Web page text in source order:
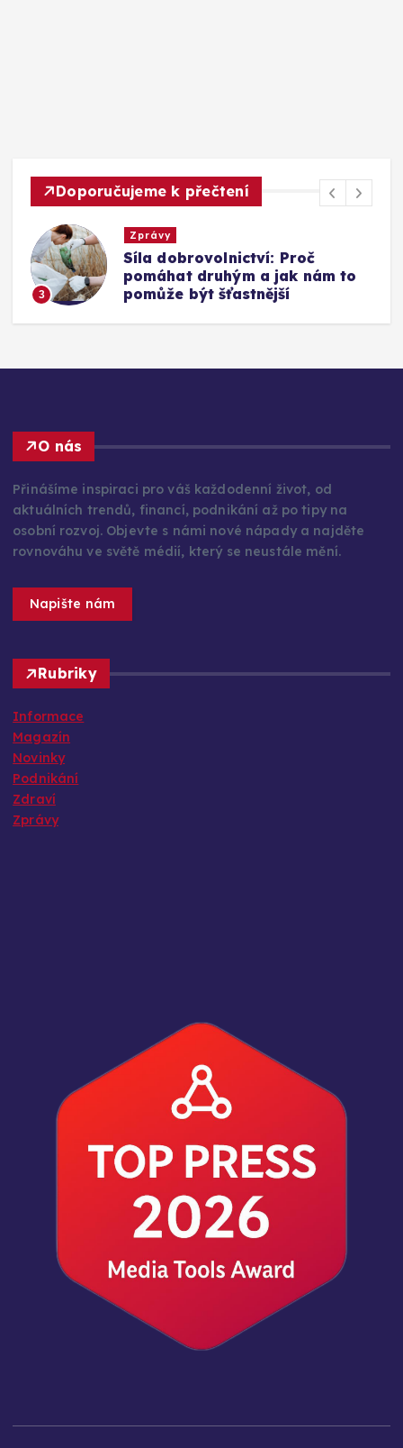
Doporučujeme k přečtení
4
Zprávy
Nové trendy v LED TV a
nejprodávanější značky v roce
2024
O nás
Přinášíme inspiraci pro váš každodenní život, od
aktuálních trendů, financí, podnikání až po tipy na
osobní rozvoj. Objevte s námi nové nápady a najděte
rovnováhu ve světě médií, který se neustále mění.
Napište nám
Rubriky
Informace
Magazín
Novinky
Podnikání
Zdraví
Zprávy